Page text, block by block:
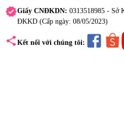
verifiedGiấy CNĐKDN: 0313518985 - Sở
ĐKKD (Cấp ngày: 08/05/2023)
share Kết nối với chúng tôi: